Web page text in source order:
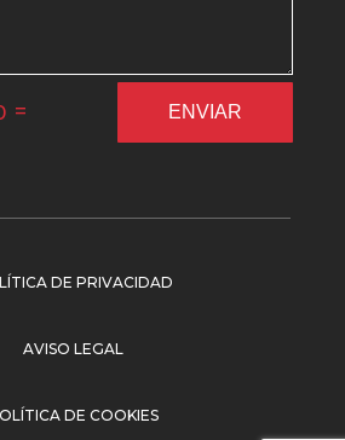
= ENVIAR
DE PRIVACIDAD
AVISO LEGAL
DE COOKIES